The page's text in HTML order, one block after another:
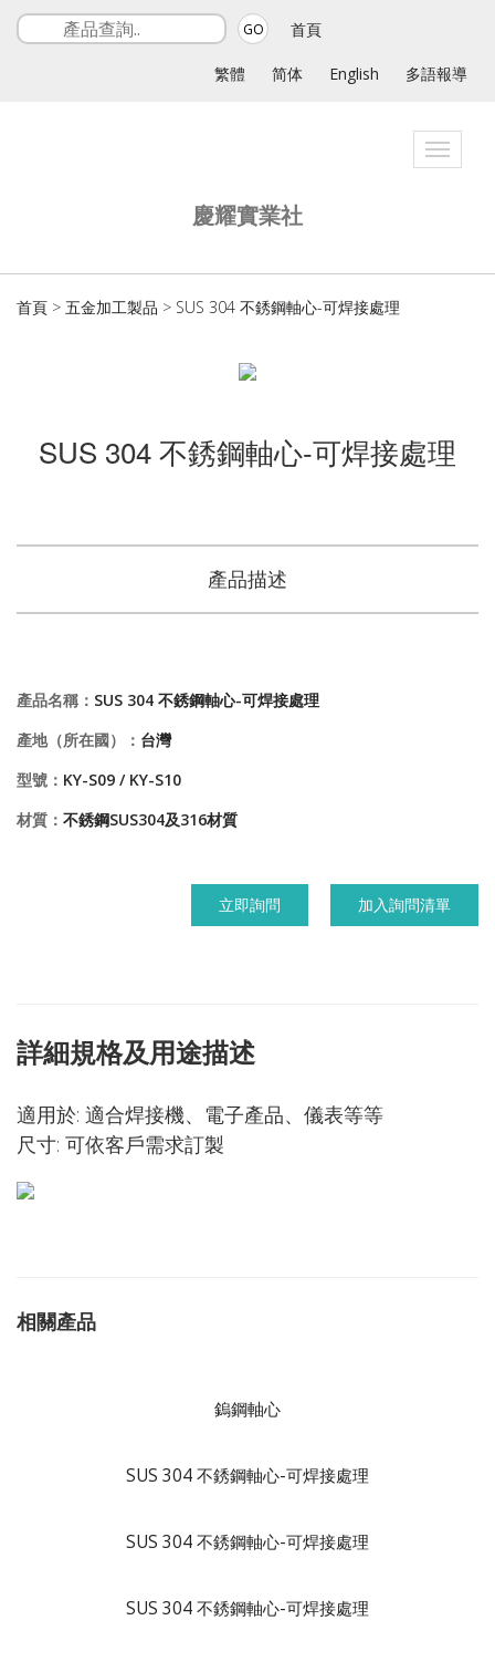
GO 首頁
繁體 简体 English 多語報導
Toggle
慶耀實業社
首頁 > 五金加工製品 > SUS 304 不銹鋼軸心-可焊接處理
SUS 304 不銹鋼軸心-可焊接處理
產品描述
產品名稱： SUS 304 不銹鋼軸心-可焊接處理
產地（所在國）： 台灣
型號： KY-S09 / KY-S10
材質： 不銹鋼SUS304及316材質
立即詢問 加入詢問清單
詳細規格及用途描述
適用於: 適合焊接機、電子產品、儀表等等
尺寸: 可依客戶需求訂製
相關產品
鎢鋼軸心
SUS 304 不銹鋼軸心-可焊接處理
SUS 304 不銹鋼軸心-可焊接處理
SUS 304 不銹鋼軸心-可焊接處理